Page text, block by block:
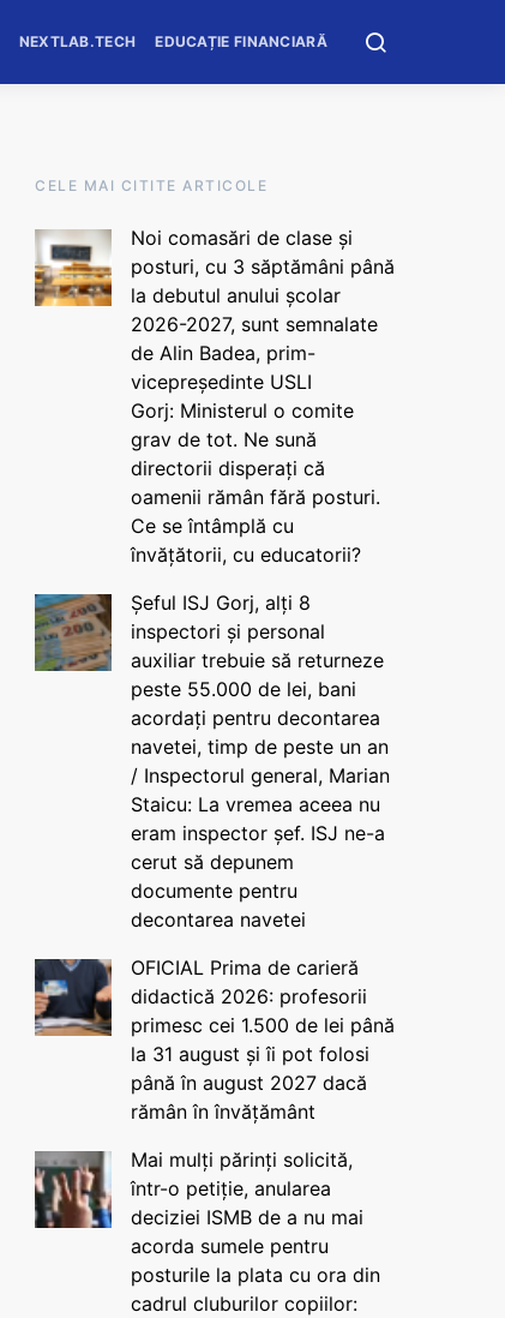
NEXTLAB.TECH EDUCAȚIE FINANCIARĂ
CELE MAI CITITE ARTICOLE
Noi comasări de clase și
posturi, cu 3 săptămâni până
la debutul anului școlar
2026-2027, sunt semnalate
de Alin Badea, prim-
vicepreședinte USLI
Gorj: Ministerul o comite
grav de tot. Ne sună
directorii disperați că
oamenii rămân fără posturi.
Ce se întâmplă cu
învățătorii, cu educatorii?
Șeful ISJ Gorj, alți 8
inspectori și personal
auxiliar trebuie să returneze
peste 55.000 de lei, bani
acordați pentru decontarea
navetei, timp de peste un an
/ Inspectorul general, Marian
Staicu: La vremea aceea nu
eram inspector șef. ISJ ne-a
cerut să depunem
documente pentru
decontarea navetei
OFICIAL Prima de carieră
didactică 2026: profesorii
primesc cei 1.500 de lei până
la 31 august și îi pot folosi
până în august 2027 dacă
rămân în învățământ
Mai mulți părinți solicită,
într-o petiție, anularea
deciziei ISMB de a nu mai
acorda sumele pentru
posturile la plata cu ora din
cadrul cluburilor copiilor: